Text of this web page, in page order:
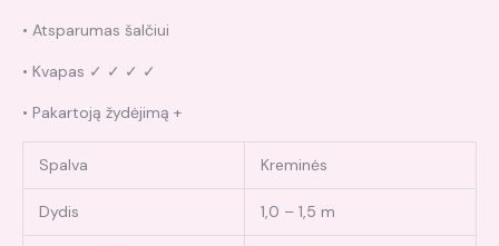
• Atsparumas šalčiui
• Kvapas ✓ ✓ ✓ ✓
• Pakartoją žydėjimą +
Spalva Kreminės
Dydis 1,0 – 1,5 m